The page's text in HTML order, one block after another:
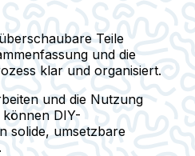
Teile
und die
klar und organisiert.
und die Nutzung
DIY-
solide, umsetzbare